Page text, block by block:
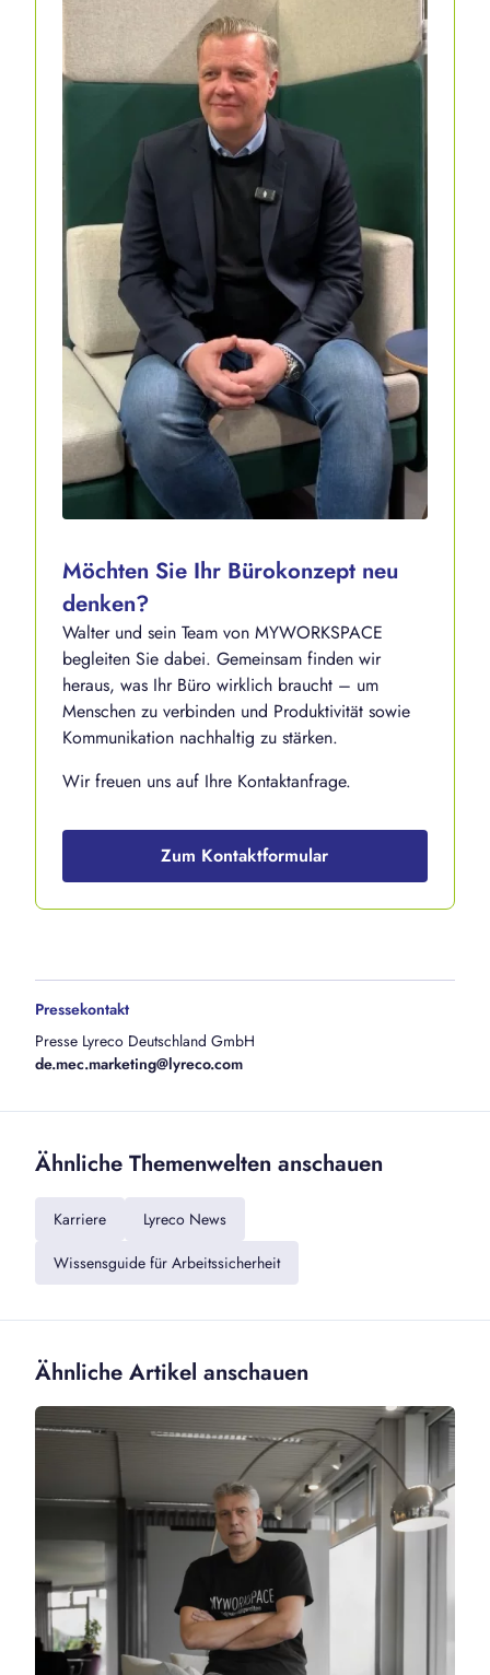
Möchten Sie Ihr Bürokonzept neu
denken?
Walter und sein Team von MYWORKSPACE
begleiten Sie dabei. Gemeinsam finden wir
heraus, was Ihr Büro wirklich braucht – um
Menschen zu verbinden und Produktivität sowie
Kommunikation nachhaltig zu stärken.
Wir freuen uns auf Ihre Kontaktanfrage.
Zum Kontaktformular
Pressekontakt
Presse Lyreco Deutschland GmbH
de.mec.marketing@lyreco.com
Ähnliche Themenwelten anschauen
Karriere
Lyreco News
Wissensguide für Arbeitssicherheit
Ähnliche Artikel anschauen